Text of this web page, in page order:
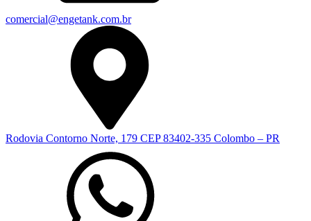
comercial@engetank.com.br
Rodovia Contorno Norte, 179 CEP 83402-335 Colombo – PR